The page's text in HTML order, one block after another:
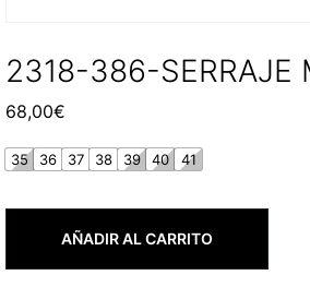
2318-386-SERRAJE
68,00€
35 36 37 38 39 40 41
AÑADIR AL CARRITO